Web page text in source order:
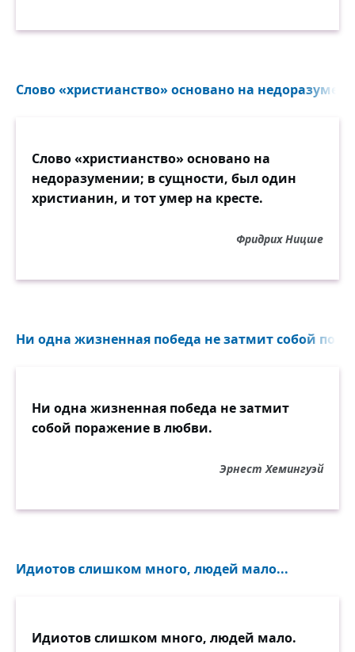
Слово «христианство» основано на
Слово «христианство» основано на
недоразумении; в сущности, был один
христианин, и тот умер на кресте.
Фридрих Ницше
Ни одна жизненная победа не затмит собой
Ни одна жизненная победа не затмит
собой поражение в любви.
Эрнест Хемингуэй
Идиотов слишком много, людей мало...
Идиотов слишком много, людей мало.